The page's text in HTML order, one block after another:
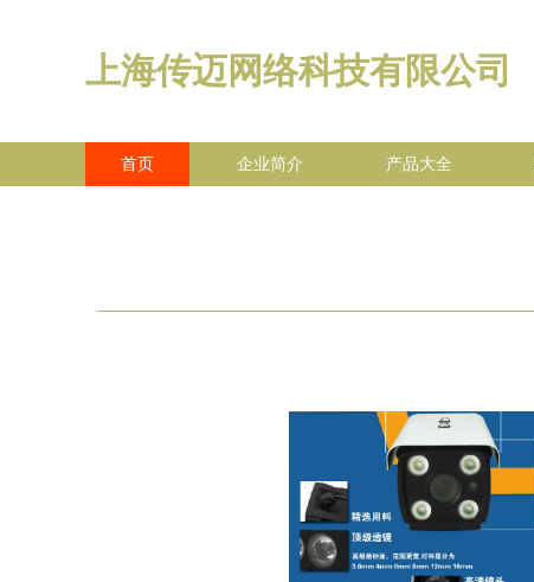
上海传迈网络科技有限公司
首页 企业简介 产品大全